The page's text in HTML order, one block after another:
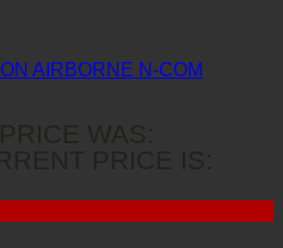
AIRBORNE N-COM